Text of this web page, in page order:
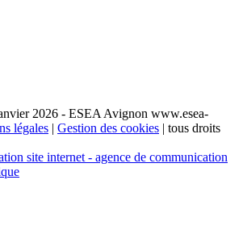
2026 - ESEA Avignon www.esea-
légales | Gestion des cookies | tous droits
site internet - agence de communication